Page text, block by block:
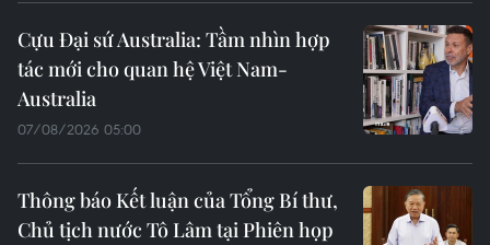
Cựu Đại sứ Australia: Tầm nhìn hợp
tác mới cho quan hệ Việt Nam-
Australia
07/08/2026 05:00
Thông báo Kết luận của Tổng Bí thư,
Chủ tịch nước Tô Lâm tại Phiên họp